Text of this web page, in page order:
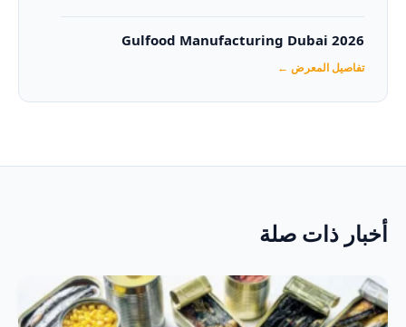
Gulfood Manufacturing Dubai 2026‏
تفاصيل المعرض ←
أخبار ذات صلة